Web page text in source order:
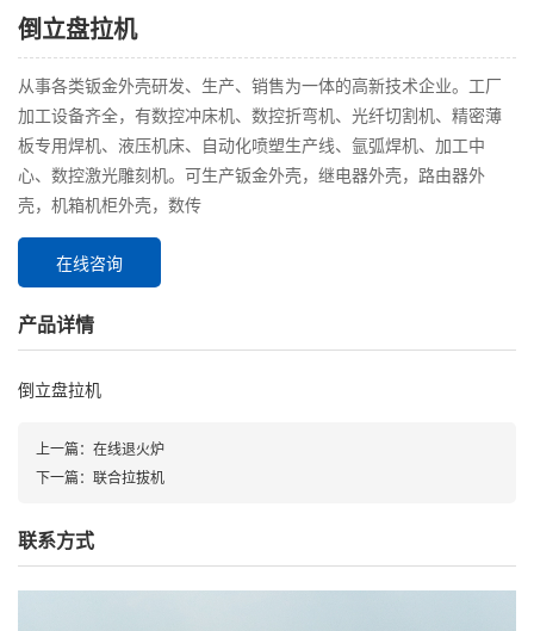
倒立盘拉机
从事各类钣金外壳研发、生产、销售为一体的高新技术企业。工厂
加工设备齐全，有数控冲床机、数控折弯机、光纤切割机、精密薄
板专用焊机、液压机床、自动化喷塑生产线、氩弧焊机、加工中
心、数控激光雕刻机。可生产钣金外壳，继电器外壳，路由器外
壳，机箱机柜外壳，数传
在线咨询
产品详情
倒立盘拉机
上一篇： 在线退火炉
下一篇： 联合拉拔机
联系方式